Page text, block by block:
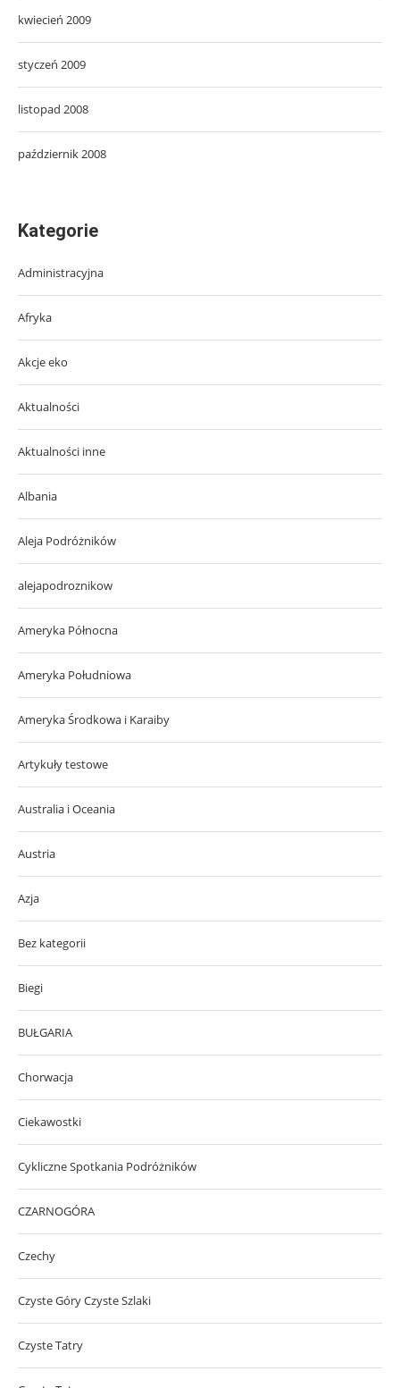
kwiecień 2009
styczeń 2009
listopad 2008
październik 2008
Kategorie
Administracyjna
Afryka
Akcje eko
Aktualności
Aktualności inne
Albania
Aleja Podróżników
alejapodroznikow
Ameryka Północna
Ameryka Południowa
Ameryka Środkowa i Karaiby
Artykuły testowe
Australia i Oceania
Austria
Azja
Bez kategorii
Biegi
BUŁGARIA
Chorwacja
Ciekawostki
Cykliczne Spotkania Podróżników
CZARNOGÓRA
Czechy
Czyste Góry Czyste Szlaki
Czyste Tatry